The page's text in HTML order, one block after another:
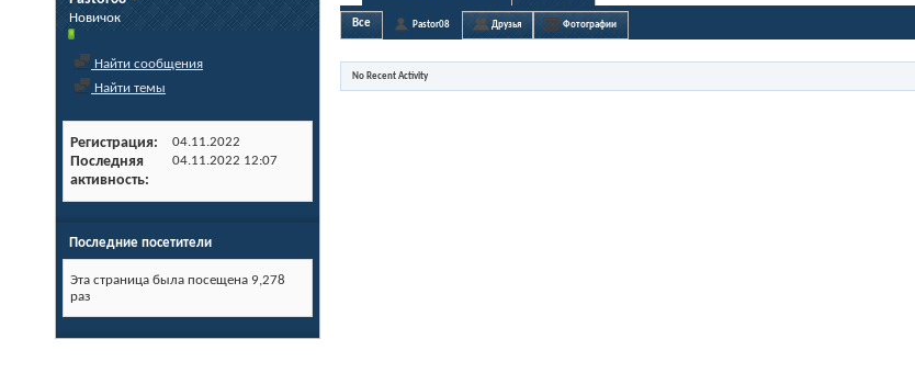
Новичок
Найти сообщения
Найти темы
Регистрация 04.11.2022
Последняя
активность
04.11.2022 12:07
Последние посетители
Эта страница была посещена 9,278
раз
Все Pastor08 Друзья Фотографии
No Recent Activity